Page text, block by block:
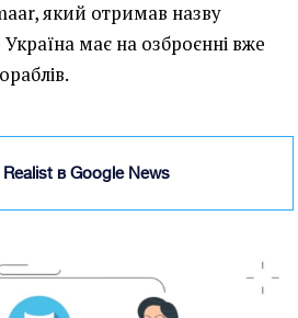
який отримав назву
Україна має на озброєнні вже
Realist в Google News